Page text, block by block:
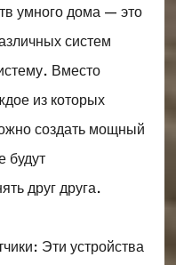
умного дома — это
систем
Вместо
из которых
создать мощный
будут
друг друга.
Эти устройства